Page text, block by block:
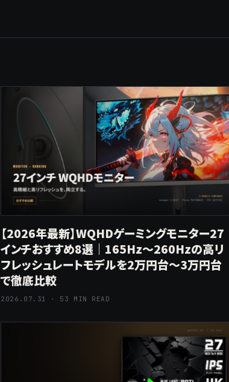
【2026年最新】WQHDゲーミングモニター27
インチおすすめ8選｜165Hz〜260Hzの高リ
フレッシュレートモデルを2万円台〜3万円台
で徹底比較
2026.07.31 · 53 MIN READ